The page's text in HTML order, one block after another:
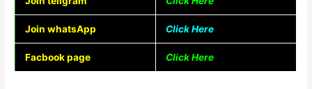
Join whatsApp Click Here
Facbook page Click Here